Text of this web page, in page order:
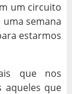
um circuito
uma semana
estarmos
que nos
aqueles que